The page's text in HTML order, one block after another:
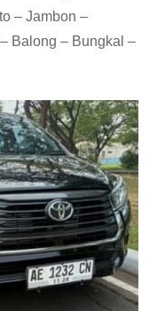
– Jambon –
Balong – Bungkal –